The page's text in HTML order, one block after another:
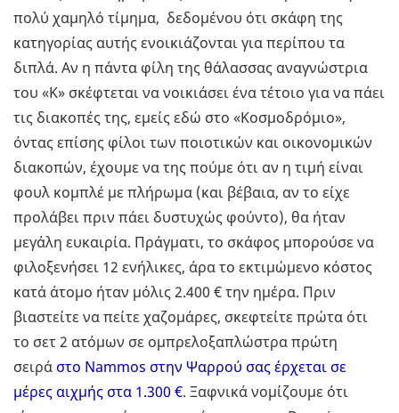
πολύ χαμηλό τίμημα, δεδομένου ότι σκάφη της
κατηγορίας αυτής ενοικιάζονται για περίπου τα
διπλά. Αν η πάντα φίλη της θάλασσας αναγνώστρια
του «Κ» σκέφτεται να νοικιάσει ένα τέτοιο για να πάει
τις διακοπές της, εμείς εδώ στο «Κοσμοδρόμιο»,
όντας επίσης φίλοι των ποιοτικών και οικονομικών
διακοπών, έχουμε να της πούμε ότι αν η τιμή είναι
φουλ κομπλέ με πλήρωμα (και βέβαια, αν το είχε
προλάβει πριν πάει δυστυχώς φούντο), θα ήταν
μεγάλη ευκαιρία. Πράγματι, το σκάφος μπορούσε να
φιλοξενήσει 12 ενήλικες, άρα το εκτιμώμενο κόστος
κατά άτομο ήταν μόλις 2.400 € την ημέρα. Πριν
βιαστείτε να πείτε χαζομάρες, σκεφτείτε πρώτα ότι
το σετ 2 ατόμων σε ομπρελοξαπλώστρα πρώτη
σειρά στο Nammos στην Ψαρρού σας έρχεται σε
μέρες αιχμής στα 1.300 €. Ξαφνικά νομίζουμε ότι